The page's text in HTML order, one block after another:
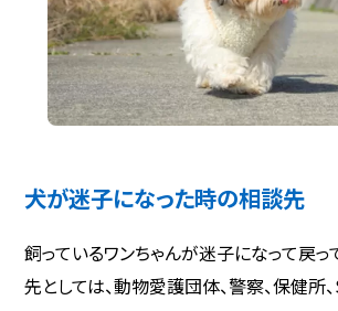
犬が迷子になった時の相談先
飼っているワンちゃんが迷子になって戻っ
先としては、動物愛護団体、警察、保健所